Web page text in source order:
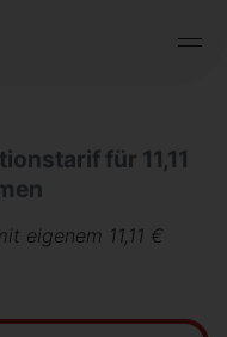
für 11,11
eigenem 11,11 €